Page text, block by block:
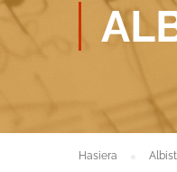
Hasiera